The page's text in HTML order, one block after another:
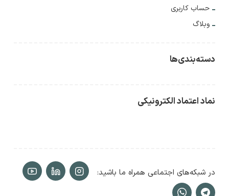
حساب کاربری
وبلاگ
دسته‌بندی‌ها
نماد اعتماد الکترونیکی
در شبکه‌های اجتماعی همراه ما باشید: